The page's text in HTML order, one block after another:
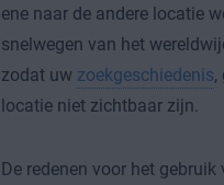
ene naar de andere locatie
snelwegen van het
zodat uw zoekgeschiedenis,
locatie niet zichtbaar zijn.
De redenen voor het